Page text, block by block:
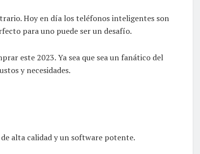
Hoy en día los teléfonos inteligentes son
para uno puede ser un desafío.
este 2023. Ya sea que sea un fanático del
y necesidades.
alta calidad y un software potente.